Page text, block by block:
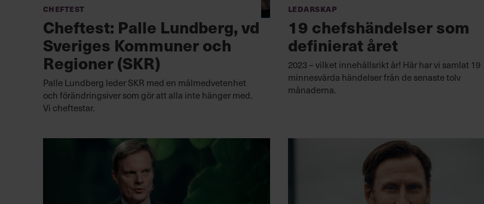
Cheftest
Cheftest: Palle Lundberg, vd
Sveriges Kommuner och
Regioner (SKR)
Palle Lundberg leder SKR med en målmedvetenhet
och förändringsiver som gör att alla inte hänger med.
Vi cheftestar.
Ledarskap
19 chefshändelser som
definierat året
2023 – vilket innehållsrikt år! Här har vi samlat 19
minnesvärda händelser från de senaste tolv
månaderna.